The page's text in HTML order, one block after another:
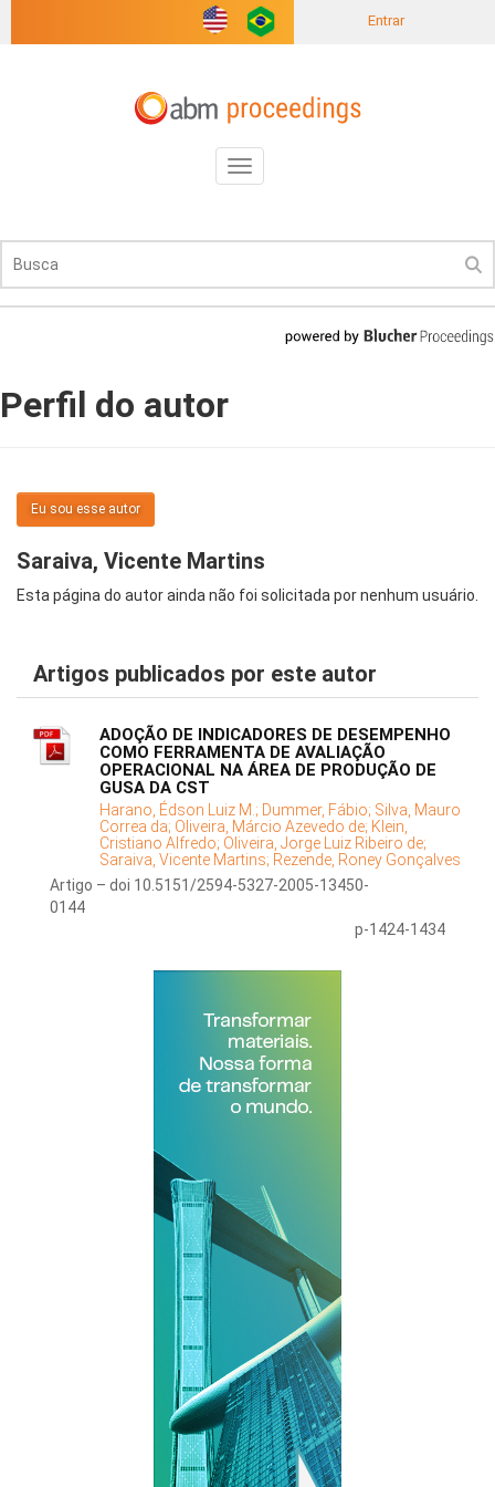
Entrar
Toggle
navigation
Perfil do autor
Eu sou esse autor
Saraiva, Vicente Martins
Esta página do autor ainda não foi solicitada por nenhum usuário.
Artigos publicados por este autor
ADOÇÃO DE INDICADORES DE DESEMPENHO
COMO FERRAMENTA DE AVALIAÇÃO
OPERACIONAL NA ÁREA DE PRODUÇÃO DE
GUSA DA CST
Harano, Édson Luiz M.; Dummer, Fábio; Silva, Mauro
Correa da; Oliveira, Márcio Azevedo de; Klein,
Cristiano Alfredo; Oliveira, Jorge Luiz Ribeiro de;
Saraiva, Vicente Martins; Rezende, Roney Gonçalves
Artigo – doi 10.5151/2594-5327-2005-13450-
0144
p-1424-1434